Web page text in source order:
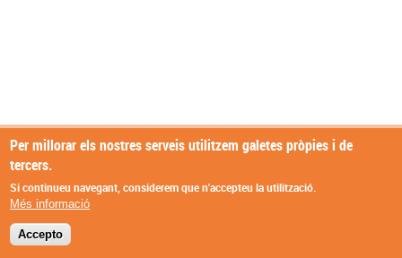
Per millorar els nostres serveis utilitzem galetes pròpies i de
tercers.
Si continueu navegant, considerem que n'accepteu la utilització.
Més informació
Accepto